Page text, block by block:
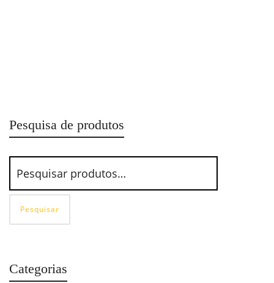
Pesquisa de produtos
Pesquisar
Categorias